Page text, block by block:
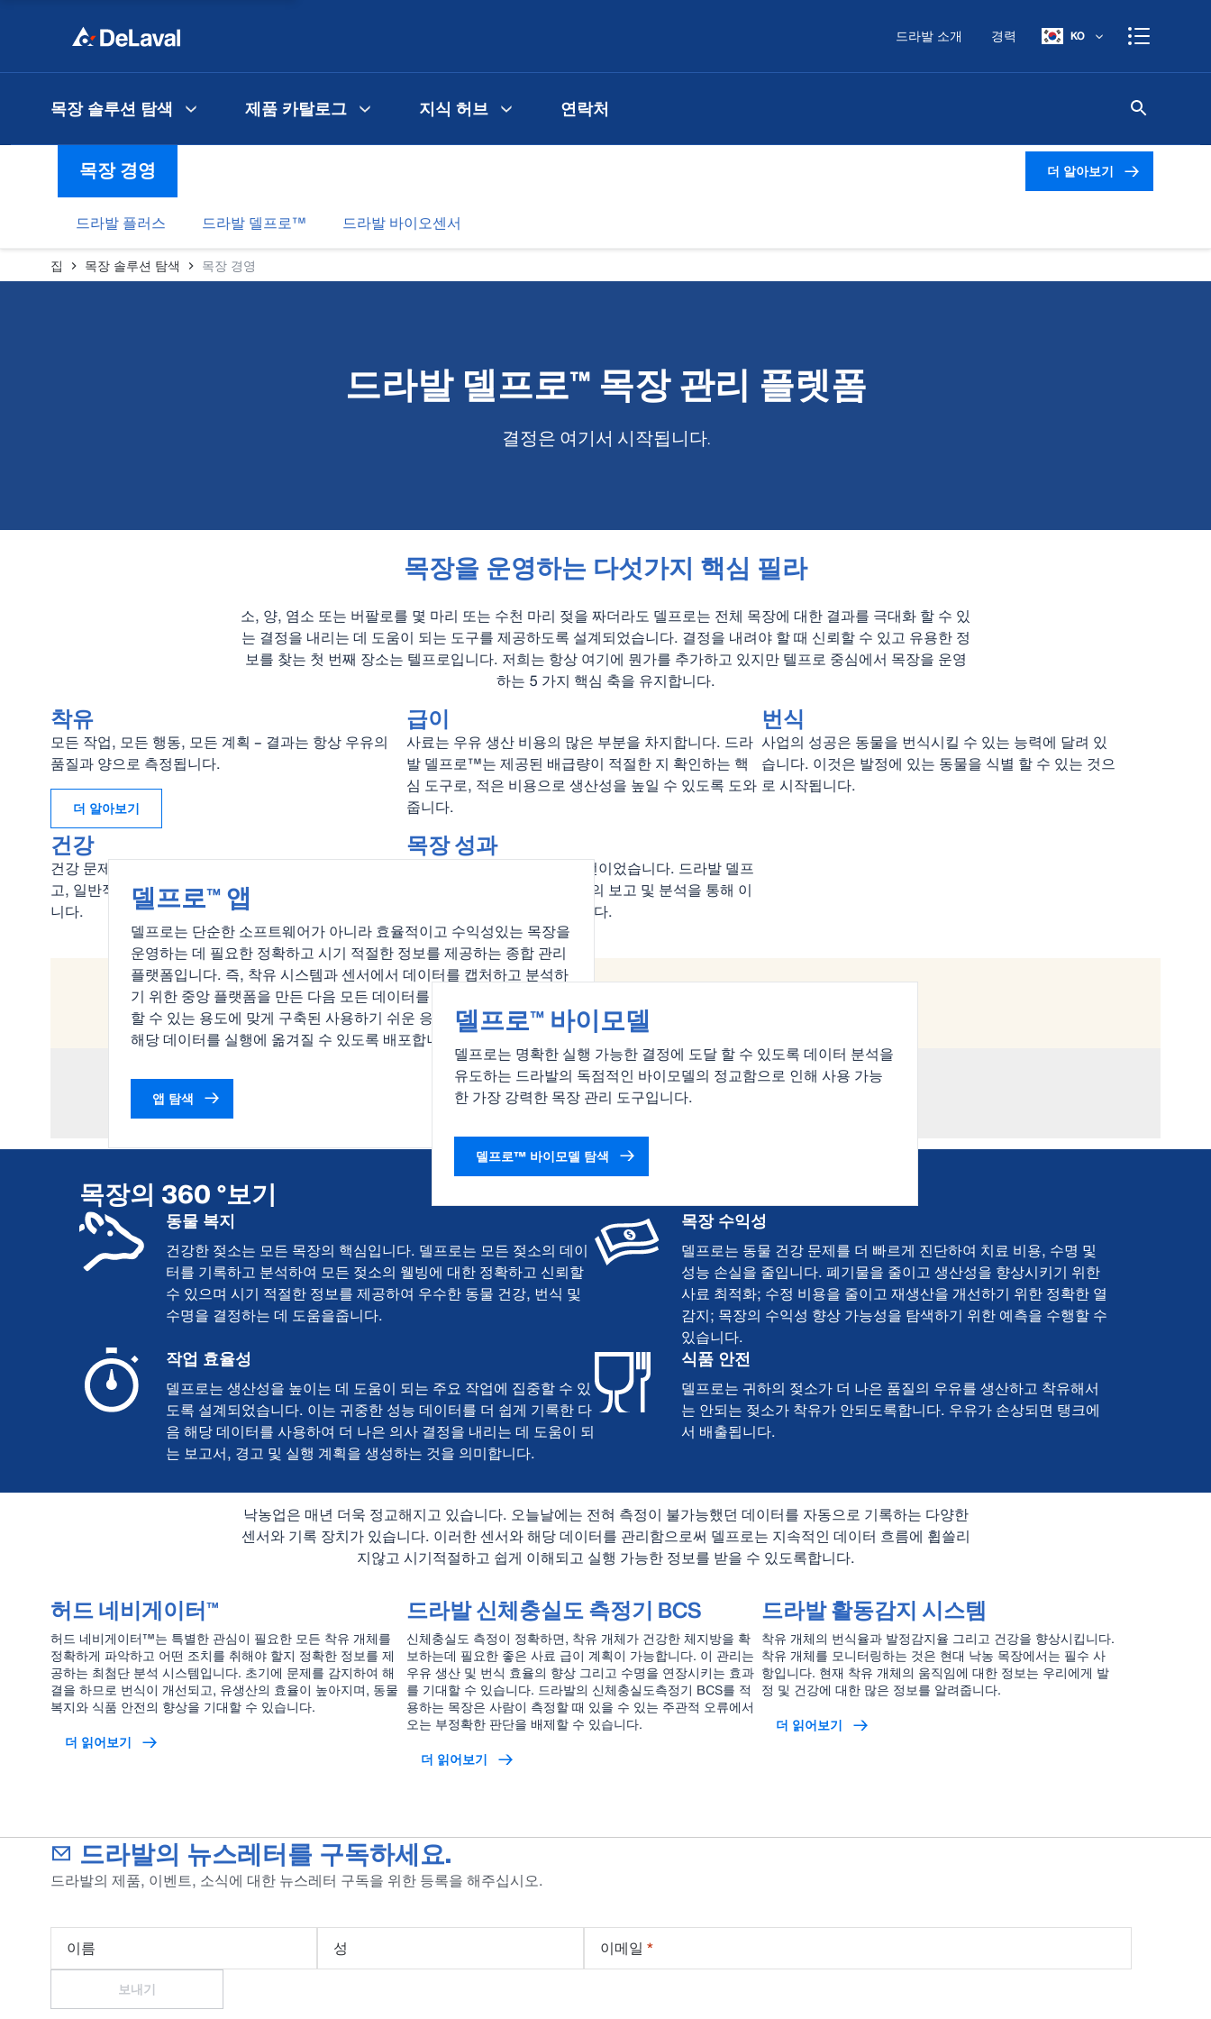
드라발 소개 경력 KO
목장 솔루션 탐색 제품 카탈로그 지식 허브 연락처
목장 경영 더 알아보기
드라발 플러스 드라발 델프로™ 드라발 바이오센서
집 목장 솔루션 탐색 목장 경영
드라발 델프로™ 목장 관리 플렛폼
결정은 여기서 시작됩니다.
목장을 운영하는 다섯가지 핵심 필라
소, 양, 염소 또는 버팔로를 몇 마리 또는 수천 마리 젖을 짜더라도 델프로는 전체 목장에 대한 결과를 극대화 할 수 있
는 결정을 내리는 데 도움이 되는 도구를 제공하도록 설계되었습니다. 결정을 내려야 할 때 신뢰할 수 있고 유용한 정
보를 찾는 첫 번째 장소는 텔프로입니다. 저희는 항상 여기에 뭔가를 추가하고 있지만 텔프로 중심에서 목장을 운영
하는 5 가지 핵심 축을 유지합니다.
착유
모든 작업, 모든 행동, 모든 계획 – 결과는 항상 우유의
품질과 양으로 측정됩니다.
더 알아보기
급이
사료는 우유 생산 비용의 많은 부분을 차지합니다. 드라
발 델프로™는 제공된 배급량이 적절한 지 확인하는 핵
심 도구로, 적은 비용으로 생산성을 높일 수 있도록 도와
줍니다.
번식
사업의 성공은 동물을 번식시킬 수 있는 능력에 달려 있
습니다. 이것은 발정에 있는 동물을 식별 할 수 있는 것으
로 시작됩니다.
건강
건강 문제는 빨리 진단하고 치료 할수록 회복이 빨라지
고, 일반적으로 볼 때, 생산성에 미치는 영향이 덜 심각합
니다.
목장 성과
생산성 향상. 그것은 항상 도전이었습니다. 드라발 델프
로™를 사용하면 새로운 수준의 보고 및 분석을 통해 이
러한 문제를 해결할 수 있습니다.
델프로™ 앱
델프로는 단순한 소프트웨어가 아니라 효율적이고 수익성있는 목장을
운영하는 데 필요한 정확하고 시기 적절한 정보를 제공하는 종합 관리
플랫폼입니다. 즉, 착유 시스템과 센서에서 데이터를 캡처하고 분석하
기 위한 중앙 플랫폼을 만든 다음 모든 데이터를 더 쉽고 빠르게 변환
할 수 있는 용도에 맞게 구축된 사용하기 쉬운 응용 프로그램을 통해
해당 데이터를 실행에 옮겨질 수 있도록 배포합니다.
앱 탐색
델프로™ 바이모델
델프로는 명확한 실행 가능한 결정에 도달 할 수 있도록 데이터 분석을
유도하는 드라발의 독점적인 바이모델의 정교함으로 인해 사용 가능
한 가장 강력한 목장 관리 도구입니다.
델프로™ 바이모델 탐색
목장의 360 °보기
동물 복지
건강한 젖소는 모든 목장의 핵심입니다. 델프로는 모든 젖소의 데이
터를 기록하고 분석하여 모든 젖소의 웰빙에 대한 정확하고 신뢰할
수 있으며 시기 적절한 정보를 제공하여 우수한 동물 건강, 번식 및
수명을 결정하는 데 도움을줍니다.
목장 수익성
델프로는 동물 건강 문제를 더 빠르게 진단하여 치료 비용, 수명 및
성능 손실을 줄입니다. 폐기물을 줄이고 생산성을 향상시키기 위한
사료 최적화; 수정 비용을 줄이고 재생산을 개선하기 위한 정확한 열
감지; 목장의 수익성 향상 가능성을 탐색하기 위한 예측을 수행할 수
있습니다.
작업 효율성
델프로는 생산성을 높이는 데 도움이 되는 주요 작업에 집중할 수 있
도록 설계되었습니다. 이는 귀중한 성능 데이터를 더 쉽게 기록한 다
음 해당 데이터를 사용하여 더 나은 의사 결정을 내리는 데 도움이 되
는 보고서, 경고 및 실행 계획을 생성하는 것을 의미합니다.
식품 안전
델프로는 귀하의 젖소가 더 나은 품질의 우유를 생산하고 착유해서
는 안되는 젖소가 착유가 안되도록합니다. 우유가 손상되면 탱크에
서 배출됩니다.
낙농업은 매년 더욱 정교해지고 있습니다. 오늘날에는 전혀 측정이 불가능했던 데이터를 자동으로 기록하는 다양한
센서와 기록 장치가 있습니다. 이러한 센서와 해당 데이터를 관리함으로써 델프로는 지속적인 데이터 흐름에 휩쓸리
지않고 시기적절하고 쉽게 이해되고 실행 가능한 정보를 받을 수 있도록합니다.
허드 네비게이터™
허드 네비게이터™는 특별한 관심이 필요한 모든 착유 개체를
정확하게 파악하고 어떤 조치를 취해야 할지 정확한 정보를 제
공하는 최첨단 분석 시스템입니다. 초기에 문제를 감지하여 해
결을 하므로 번식이 개선되고, 유생산의 효율이 높아지며, 동물
복지와 식품 안전의 향상을 기대할 수 있습니다.
더 읽어보기
드라발 신체충실도 측정기 BCS
신체충실도 측정이 정확하면, 착유 개체가 건강한 체지방을 확
보하는데 필요한 좋은 사료 급이 계획이 가능합니다. 이 관리는
우유 생산 및 번식 효율의 향상 그리고 수명을 연장시키는 효과
를 기대할 수 있습니다. 드라발의 신체충실도측정기 BCS를 적
용하는 목장은 사람이 측정할 때 있을 수 있는 주관적 오류에서
오는 부정확한 판단을 배제할 수 있습니다.
더 읽어보기
드라발 활동감지 시스템
착유 개체의 번식율과 발정감지율 그리고 건강을 향상시킵니다.
착유 개체를 모니터링하는 것은 현대 낙농 목장에서는 필수 사
항입니다. 현재 착유 개체의 움직임에 대한 정보는 우리에게 발
정 및 건강에 대한 많은 정보를 알려줍니다.
더 읽어보기
드라발의 뉴스레터를 구독하세요.
드라발의 제품, 이벤트, 소식에 대한 뉴스레터 구독을 위한 등록을 해주십시오.
이름 성 이메일 *
보내기